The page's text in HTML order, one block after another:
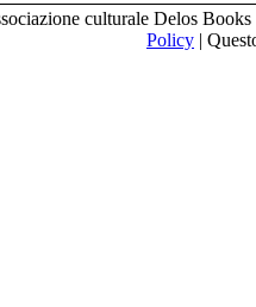
culturale Delos
Policy |